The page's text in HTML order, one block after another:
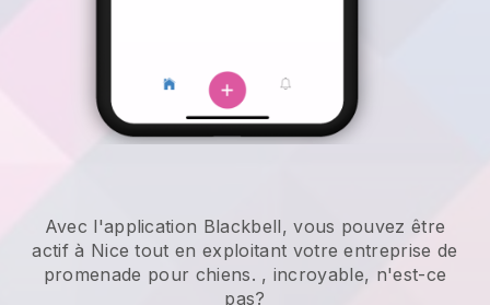
Avec l'application Blackbell, vous pouvez être
actif à Nice tout en exploitant votre entreprise de
promenade pour chiens. , incroyable, n'est-ce
pas?